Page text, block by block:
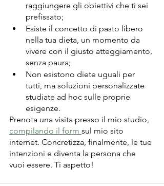
raggiungere gli obiettivi che ti sei
prefissato;
Esiste il concetto di pasto libero
nella tua dieta, un momento da
vivere con il giusto atteggiamento,
senza paura;
Non esistono diete uguali per
tutti, ma soluzioni personalizzate
studiate ad hoc sulle proprie
esigenze.
Prenota una visita presso il mio studio,
compilando il form sul mio sito
internet. Concretizza, finalmente, le tue
intenzioni e diventa la persona che
vuoi essere. Ti aspetto!